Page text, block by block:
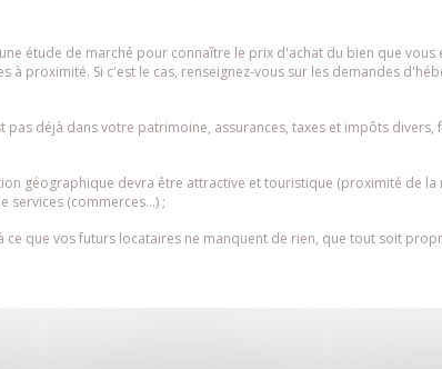
étude de marché pour connaître le prix d'achat du bien que
à proximité. Si c'est le cas, renseignez-vous sur les demandes
déjà dans votre patrimoine, assurances, taxes et impôts
géographique devra être attractive et touristique (proximité de
services (commerces...) ;
que vos futurs locataires ne manquent de rien, que tout soit